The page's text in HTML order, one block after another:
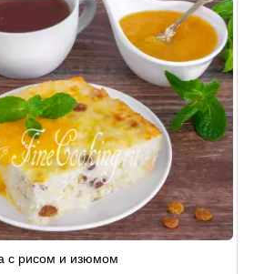
с рисом и изюмом